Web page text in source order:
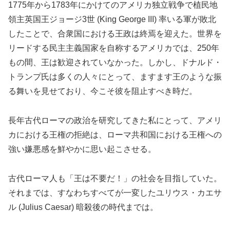
1775年から1783年にかけてのアメリカ独立戦争で植民地
領主英国王ジョージ3世 (King George III) 率いる軍が敗北
したことで、合衆国における王政は終焉を迎えた。世界を
リードする民主主義国家を自称するアメリカでは、250年
もの間、王は歓迎されていなかった。しかし、ドナルド・
トランプ氏は多くの人々にとって、ますます王のような振
る舞いを見せており、今こそ彼を阻止すべき時だ。
長年古代ローマの政治を研究してきた私にとって、アメリ
カにおける王権の拒絶は、ローマ共和国における王権への
強い嫌悪感を鮮やかに思い起こさせる。
古代ローマ人も「王は不要だ！」の社会を目指していた。
それまでは、すなわちすべてが一変したユリウス・カエサ
ル (Julius Caesar) 暗殺後の時代までは。